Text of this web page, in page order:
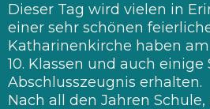
Dieser Tag wird vielen in
einer sehr schönen
Katharinenkirche haben
10. Klassen und auch
Abschlusszeugnis erhalten.
Nach all den Jahren